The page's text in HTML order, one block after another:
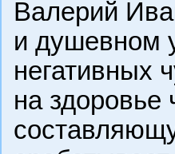
Валерий
и душевном
негативных
на здоровье